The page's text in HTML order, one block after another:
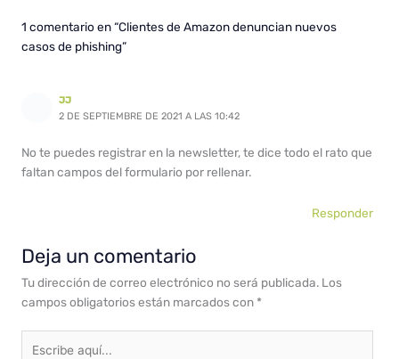
1 comentario en “Clientes de Amazon denuncian nuevos
casos de phishing”
JJ
2 DE SEPTIEMBRE DE 2021 A LAS 10:42
No te puedes registrar en la newsletter, te dice todo el rato que
faltan campos del formulario por rellenar.
Responder
Deja un comentario
Tu dirección de correo electrónico no será publicada. Los
campos obligatorios están marcados con *